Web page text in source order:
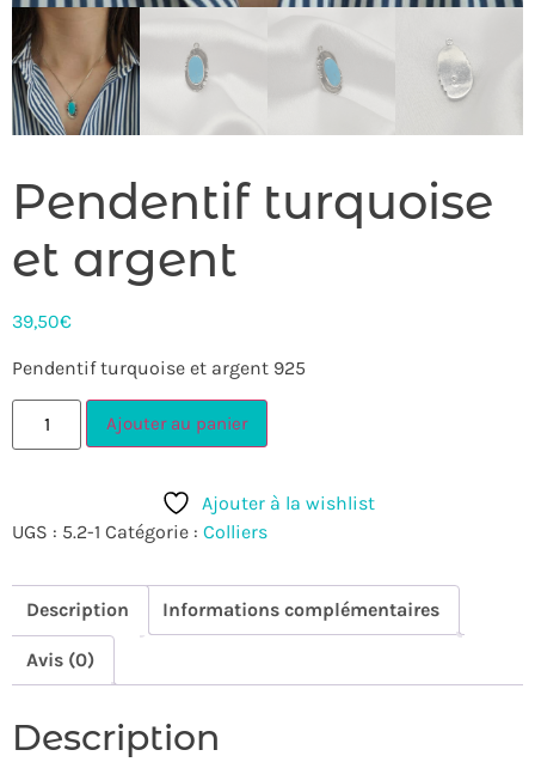
Pendentif turquoise
et argent
39,50€
Pendentif turquoise et argent 925
Ajouter au panier
Ajouter à la wishlist
UGS : 5.2-1 Catégorie : Colliers
Description Informations complémentaires
Avis (0)
Description